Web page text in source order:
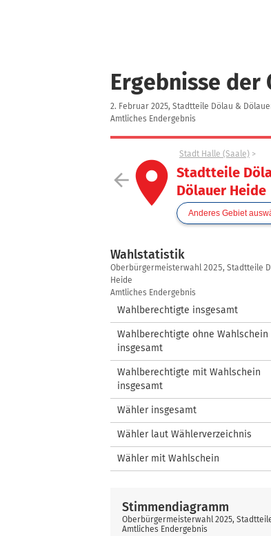
Ergebnisse
2. Februar 2025, Stadtteile Dölau &
Amtliches Endergebnis
arrow_backplace
Stadt Halle (Saale)
Stadtteile
Dölauer Heide
Anderes Gebiet
Wahlstatistik
Wahlstatistik
Oberbürgermeisterwahl 2025, Stadtteile
Heide
Amtliches Endergebnis
Wahlberechtigte insgesamt
Wahlberechtigte ohne Wahlschein
insgesamt
Wahlberechtigte mit Wahlschein
insgesamt
Wähler insgesamt
Wähler laut Wählerverzeichnis
Wähler mit Wahlschein
Stimmendiagramm
Oberbürgermeisterwahl 2025,
Amtliches Endergebnis